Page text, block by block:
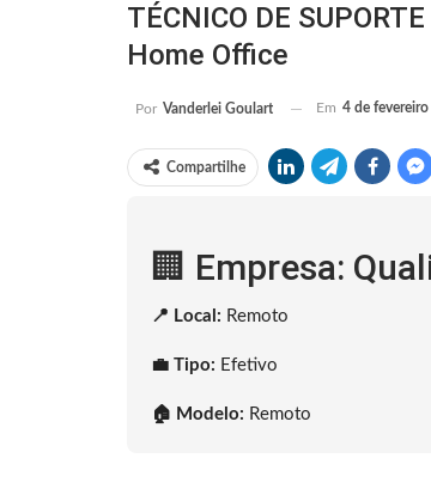
TÉCNICO DE
Home Office
Por Vanderlei Goulart Em 4 de
Compartilhe
🏢 Empresa:
📍 Local: Remoto
💼 Tipo: Efetivo
🏠 Modelo: Remoto